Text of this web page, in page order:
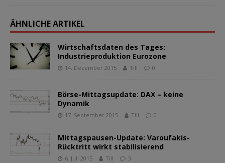
ÄHNLICHE ARTIKEL
Wirtschaftsdaten des Tages:
Industrieproduktion Eurozone
14. Dezember 2015 Till 0
Börse-Mittagsupdate: DAX – keine
Dynamik
17. September 2015 Till 0
Mittagspausen-Update: Varoufakis-
Rücktritt wirkt stabilisierend
6. Juli 2015 Till 3